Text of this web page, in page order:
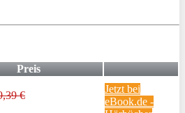
Preis
€
Jetzt bei
eBook.de -